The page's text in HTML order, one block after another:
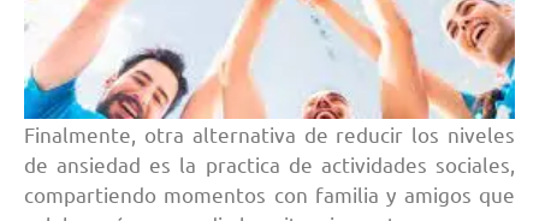
Finalmente, otra alternativa de reducir los niveles
de ansiedad es la practica de actividades sociales,
compartiendo momentos con familia y amigos que